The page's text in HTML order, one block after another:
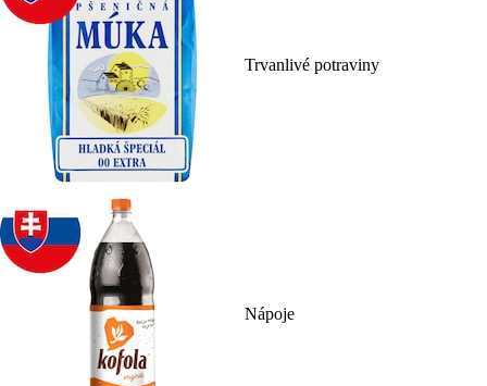
Trvanlivé potraviny
Nápoje